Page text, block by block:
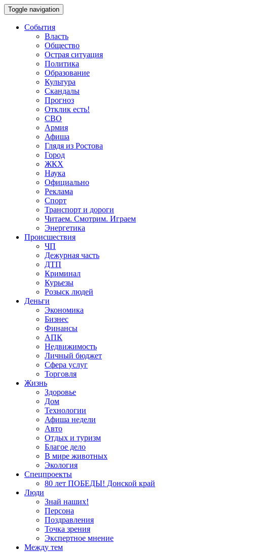
Toggle navigation
События
Власть
Общество
Острая ситуация
Политика
Образование
Культура
Скандалы
Прогноз
Отклик есть!
СВО
Армия
Афиша
Глядя из Ростова
Город
ЖКХ
Наука
Официально
Реклама
Спорт
Транспорт и дороги
Читаем. Смотрим. Играем
Энергетика
Происшествия
ЧП
Дежурная часть
ДТП
Криминал
Курьезы
Розыск людей
Деньги
Экономика
Бизнес
Финансы
АПК
Недвижимость
Личный бюджет
Сфера услуг
Торговля
Жизнь
Здоровье
Дом
Технологии
Афиша недели
Авто
Отдых и туризм
Благое дело
В мире животных
Экология
Спецпроекты
80 лет ПОБЕДЫ! Донской край
Люди
Знай наших!
Персона
Поздравления
Точка зрения
Экспертное мнение
Между тем